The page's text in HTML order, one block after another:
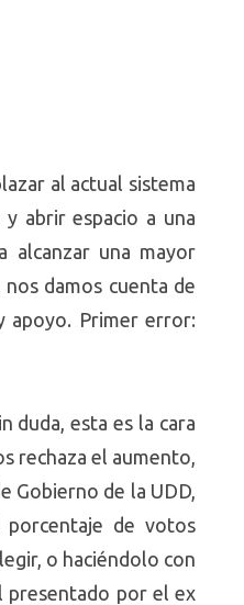
al actual sistema
abrir espacio a una
alcanzar una mayor
damos cuenta de
apoyo. Primer error:
duda, esta es la cara
rechaza el aumento,
Gobierno de la UDD,
de votos
o haciéndolo con
presentado por el ex